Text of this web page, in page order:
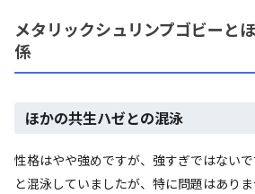
メタリックシュリンプゴビーと
係
ほかの共生ハゼとの混泳
性格はやや強めですが、強すぎではない
と混泳していましたが、特に問題はあり